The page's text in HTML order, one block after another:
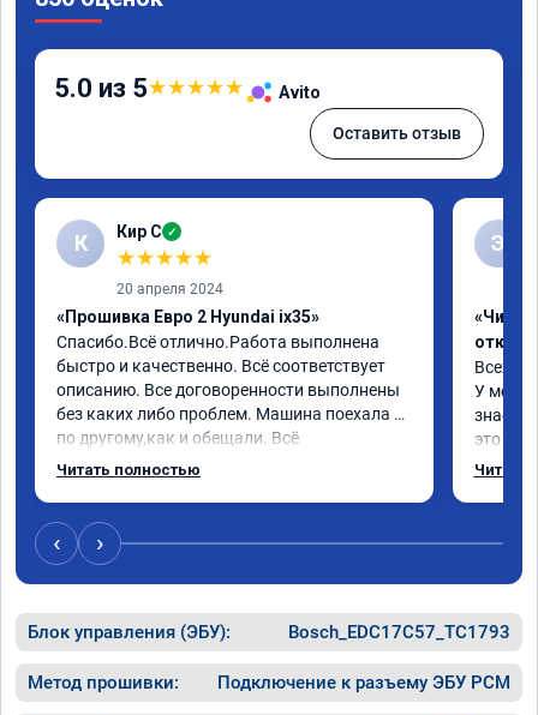
5.0 из 5★★★★★ Avito
Оставить отзыв
К Кир С ✓
★★★★★
20 апреля 2024
«Прошивка Евро 2 Hyundai ix35»
Спасибо.Всё отлично.Работа выполнена
быстро и качественно. Всё соответствует
описанию. Все договоренности выполнены
без каких либо проблем. Машина поехала
по другому,как и обещали. Всё
понравилось. Рекомендую данную
Читать полностью
Э
«Чип
Всех
У меня
знает
это
газов,
как
Машина
ничего
сразу.
Читать
‹ ›
Блок управления (ЭБУ): Bosch_EDC17C57_TC1793
Метод прошивки: Подключение к разъему ЭБУ PCM